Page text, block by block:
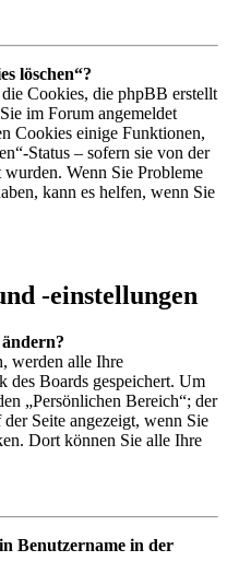
löschen“?
Cookies, die phpBB erstellt
im Forum angemeldet
Cookies einige Funktionen,
Status – sofern sie von der
Wenn Sie Probleme
kann es helfen, wenn Sie
-einstellungen
werden alle Ihre
des Boards gespeichert. Um
„Persönlichen Bereich“; der
Seite angezeigt, wenn Sie
Dort können Sie alle Ihre
Benutzername in der